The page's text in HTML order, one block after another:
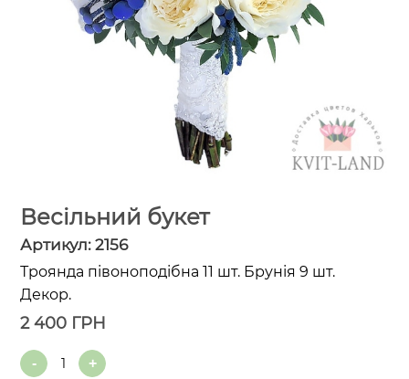
Весільний букет
Артикул:2156
Троянда півоноподібна 11 шт. Брунія 9 шт.
Декор.
2 400 ГРН
Quantity